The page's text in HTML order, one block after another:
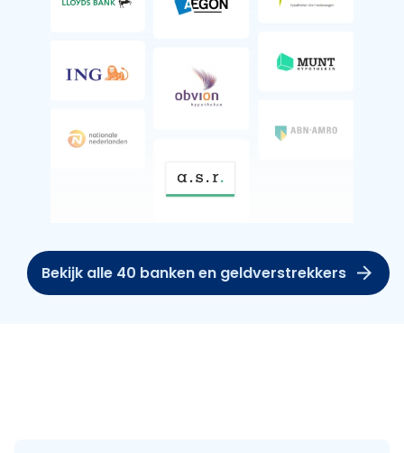
Bekijk alle 40 banken en geldverstrekkers